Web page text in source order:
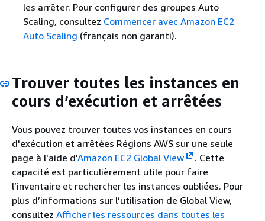
les arrêter. Pour configurer des groupes Auto
Scaling, consultez Commencer avec Amazon EC2
Auto Scaling (français non garanti).
Trouver toutes les instances en
cours d’exécution et arrêtées
Vous pouvez trouver toutes vos instances en cours
d'exécution et arrêtées Régions AWS sur une seule
page à l'aide d'Amazon EC2 Global View
. Cette
capacité est particulièrement utile pour faire
l’inventaire et rechercher les instances oubliées. Pour
plus d’informations sur l’utilisation de Global View,
consultez Afficher les ressources dans toutes les